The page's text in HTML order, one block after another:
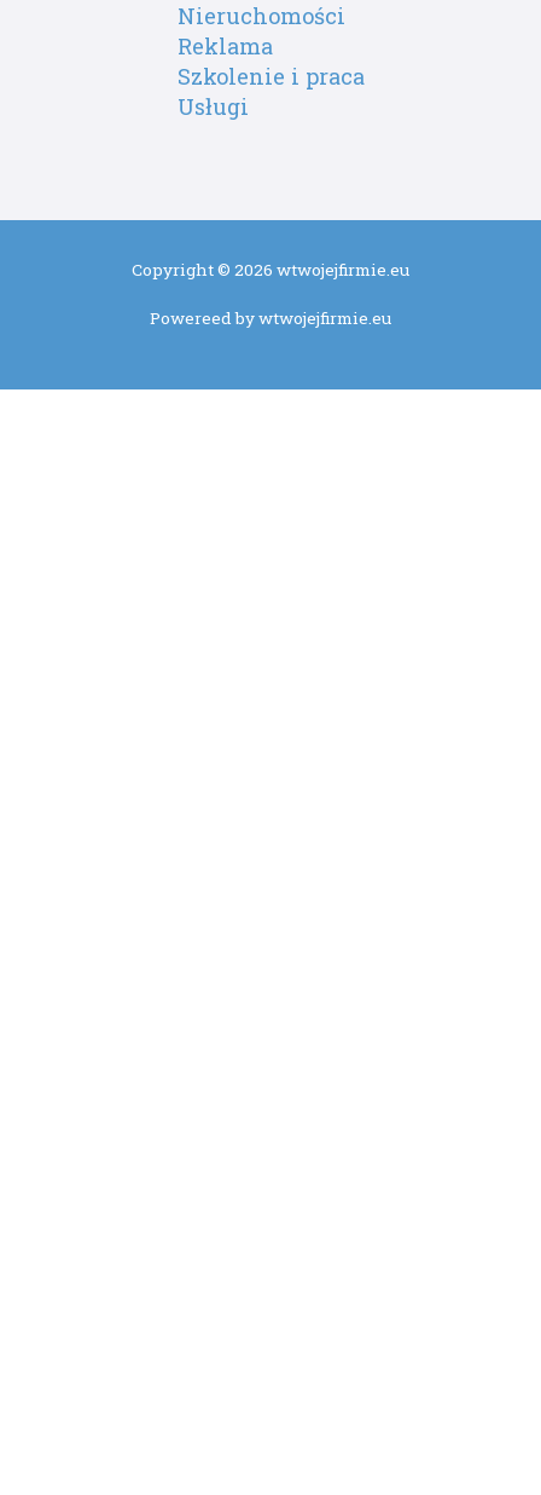
Nieruchomości
Reklama
Szkolenie i praca
Usługi
Copyright © 2026 wtwojejfirmie.eu
Powereed by wtwojejfirmie.eu